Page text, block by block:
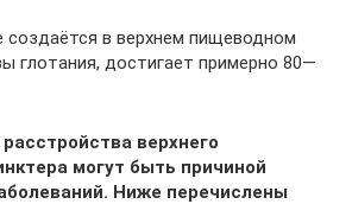
создаётся в верхнем пищеводном
глотания, достигает примерно 80—
верхнего
могут быть причиной
Ниже перечислены